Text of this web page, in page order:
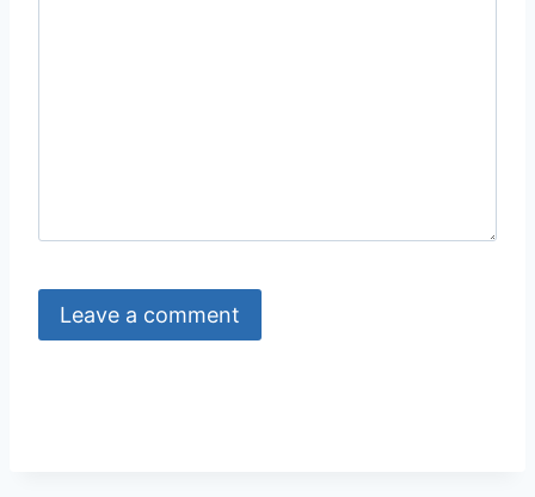
Leave a comment